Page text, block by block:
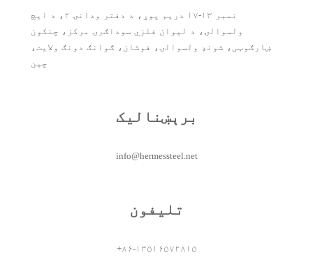
نمبر ۱۳-۱۷ دریم پوړ، د دفتر ودانۍ ۲، د ایچ
ولسوالۍ، د لیوان فلزي سوداګرۍ مرکز، چنکون
ښارګوټی، شونډ ولسوالۍ، فوشان، ګوانګ دونګ ولایت،
چین
برېښنالیک
info@hermessteel.net
تلیفون
+۸۶-۱۳۵۱۶۵۷۲۸۱۵